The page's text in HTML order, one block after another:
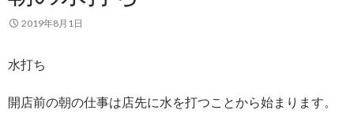
2019年8月1日
水打ち
開店前の朝の仕事は店先に水を打つことから始まります。